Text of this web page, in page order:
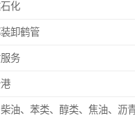
化
装卸鹤管
务
油、苯类、醇类、焦油、沥